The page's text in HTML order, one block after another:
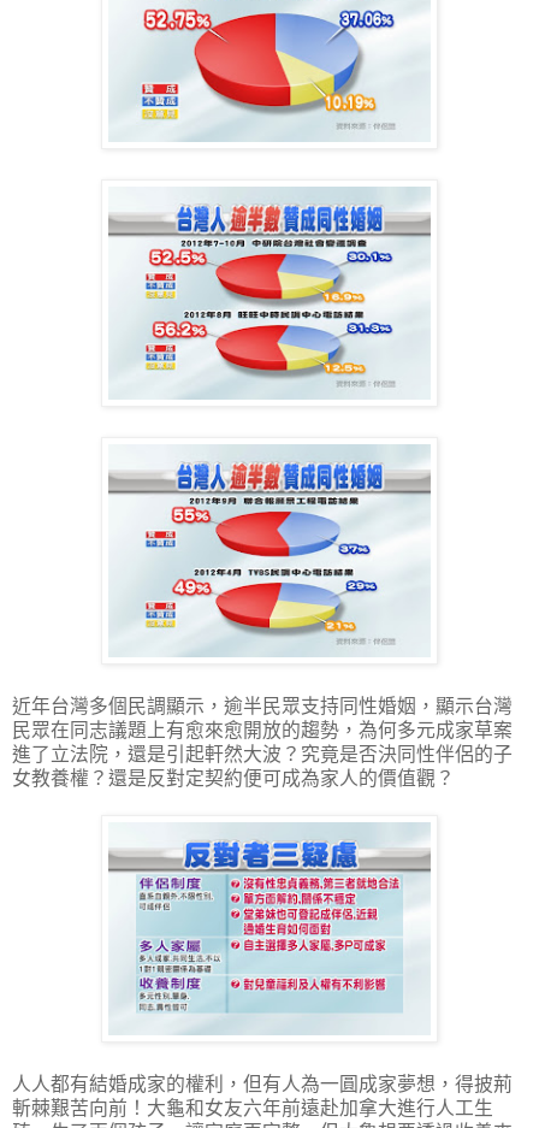
近年台灣多個民調顯示，逾半民眾支持同性婚姻，顯示台灣
民眾在同志議題上有愈來愈開放的趨勢，為何多元成家草案
進了立法院，還是引起軒然大波？究竟是否決同性伴侶的子
女教養權？還是反對定契約便可成為家人的價值觀？
人人都有結婚成家的權利，但有人為一圓成家夢想，得披荊
斬棘艱苦向前！大龜和女友六年前遠赴加拿大進行人工生